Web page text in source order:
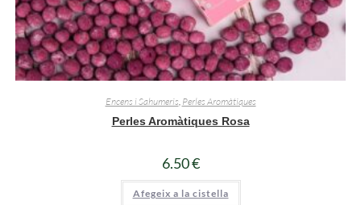
Encens i Sahumeris Perles Aromàtiques
Perles Aromàtiques Rosa
6.50€
Afegeix a la cistella